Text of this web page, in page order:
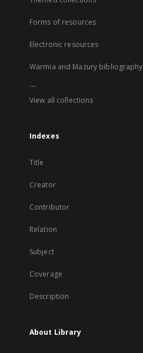
Forms of resources
Electronic resources
Warmia and Mazury bibliography
...
View all collections
Indexes
Title
Creator
Contributor
Relation
Subject
Coverage
Description
About Library